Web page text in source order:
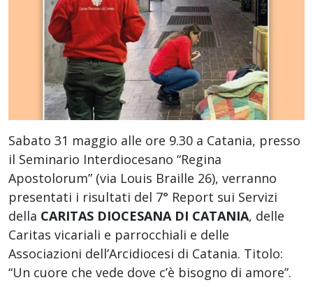
Sabato 31 maggio alle ore 9.30 a Catania, presso
il Seminario Interdiocesano “Regina
Apostolorum” (via Louis Braille 26), verranno
presentati i risultati del 7° Report sui Servizi
della CARITAS DIOCESANA DI CATANIA, delle
Caritas vicariali e parrocchiali e delle
Associazioni dell’Arcidiocesi di Catania. Titolo:
“Un cuore che vede dove c’è bisogno di amore”.